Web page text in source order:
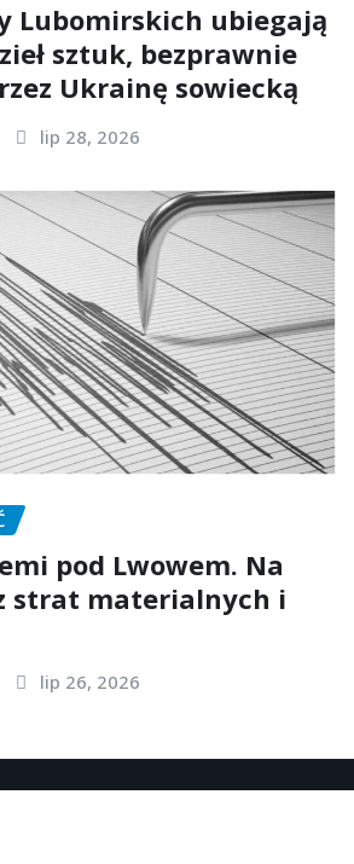
Lubomirskich ubiegają
sztuk, bezprawnie
Ukrainę sowiecką
lip 28, 2026
pod Lwowem. Na
strat materialnych i
lip 26, 2026